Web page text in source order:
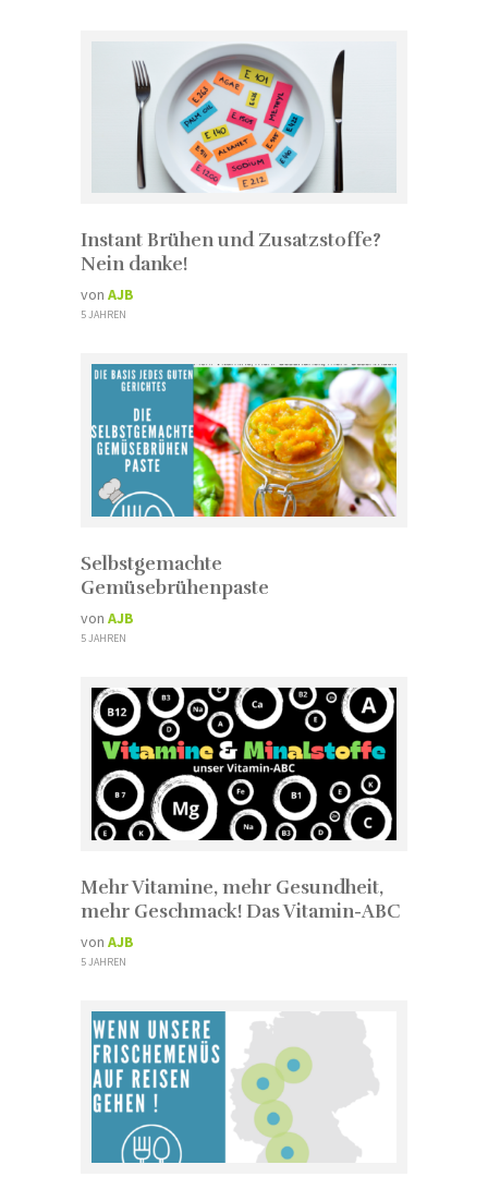
Instant Brühen und Zusatzstoffe?
Nein danke!
von AJB
5 JAHREN
Selbstgemachte
Gemüsebrühenpaste
von AJB
5 JAHREN
Mehr Vitamine, mehr Gesundheit,
mehr Geschmack! Das Vitamin-ABC
von AJB
5 JAHREN